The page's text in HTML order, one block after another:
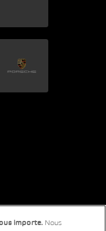
importe. Nous